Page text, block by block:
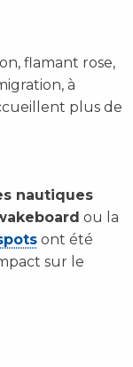
flamant rose,
à
plus de
nautiques
ou la
ont été
sur le